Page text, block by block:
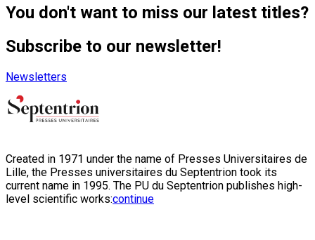
You don't want to miss our latest titles?
Subscribe to our newsletter!
Newsletters
Created in 1971 under the name of Presses Universitaires de
Lille, the Presses universitaires du Septentrion took its
current name in 1995. The PU du Septentrion publishes high-
level scientific works:continue